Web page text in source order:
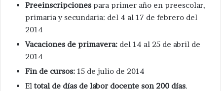
Preeinscripciones para primer año en preescolar,
primaria y secundaria: del 4 al 17 de febrero del
2014
Vacaciones de primavera: del 14 al 25 de abril de
2014
Fin de cursos: 15 de julio de 2014
Eltotal de días de labor docente son 200 días.